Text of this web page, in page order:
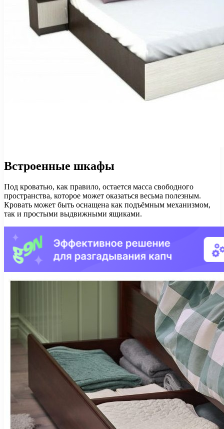
Встроенные шкафы
Под кроватью, как правило, остается масса свободного
пространства, которое может оказаться весьма полезным.
Кровать может быть оснащена как подъёмным механизмом,
так и простыми выдвижными ящиками.